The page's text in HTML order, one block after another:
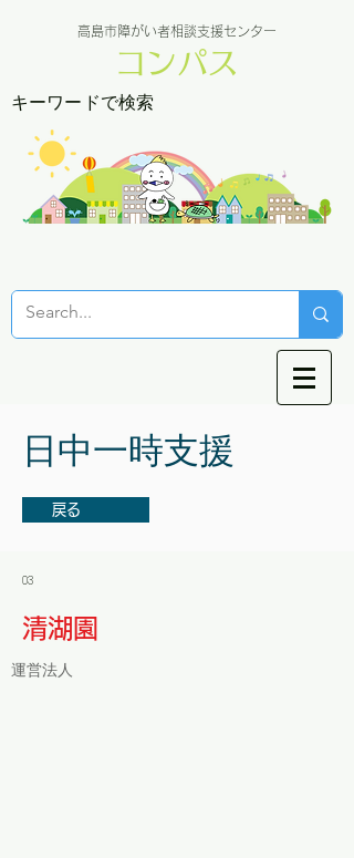
高島市障がい者相談支援センター
コンパス
キーワードで検索
日中一時支援
戻る
03
清湖園
運営法人